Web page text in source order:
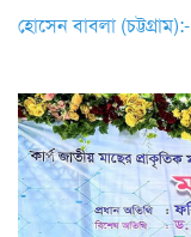
হোসেন বাবলা (চট্টগ্রাম):-